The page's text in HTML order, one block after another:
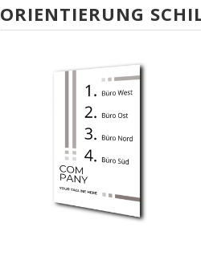
ORIENTIERUNG